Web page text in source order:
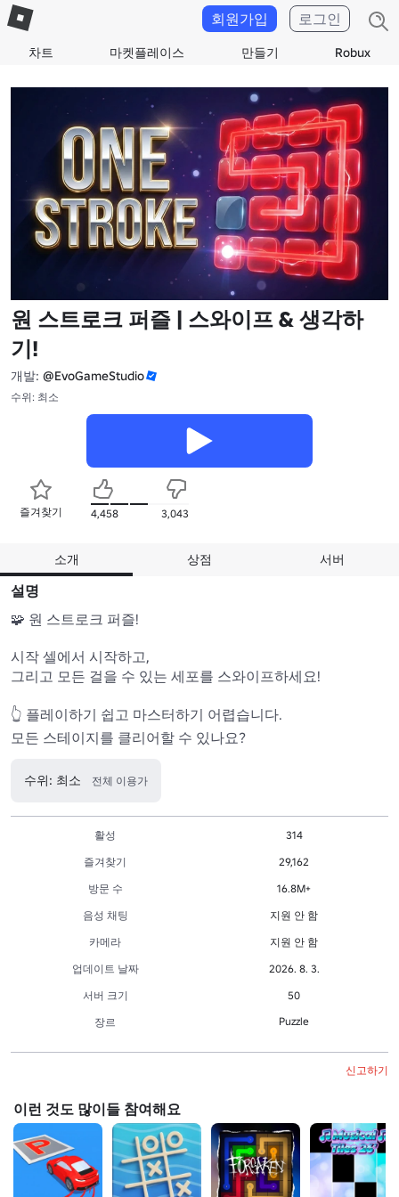
차트 마켓플레이스 만들기 Robux
회원가입 로그인
원 스트로크 퍼즐 | 스와이프 & 생각하
기!
개발: @EvoGameStudio
수위: 최소
즐겨찾기 4,458 3,043
소개 상점 서버
설명
🧩 원 스트로크 퍼즐!
시작 셀에서 시작하고,
그리고 모든 걸을 수 있는 세포를 스와이프하세요!
👆 플레이하기 쉽고 마스터하기 어렵습니다.
모든 스테이지를 클리어할 수 있나요?
수위: 최소 전체 이용가
활성
314
즐겨찾기
29,162
방문 수
16.8M+
음성 채팅
지원 안 함
카메라
지원 안 함
업데이트 날짜
2026. 8. 3.
서버 크기
50
장르
Puzzle
신고하기
이런 것도 많이들 참여해요